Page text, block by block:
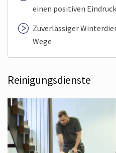
einen positiven Eindruck
Zuverlässiger
Wege
Reinigungsdienste